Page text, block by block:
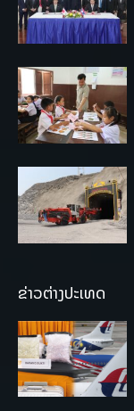
ຂ່າວຕ່າງປະເທດ